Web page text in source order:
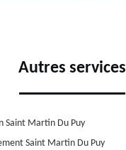
Autres services
Saint Martin Du Puy
Saint Martin Du Puy